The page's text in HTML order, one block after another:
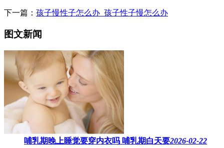
下一篇： 孩子慢性子怎么办_孩子性子慢怎么办
图文新闻
哺乳期晚上睡觉要穿内衣吗​ 哺乳期白天要2026-02-22